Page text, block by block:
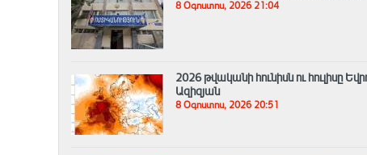
8 Օգոստոս, 2026 21:04
2026 թվականի հունիսն ու հուլիսը
Ազիզյան
8 Օգոստոս, 2026 20:51